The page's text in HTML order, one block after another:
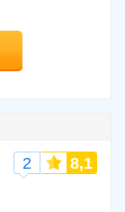
2 8,1